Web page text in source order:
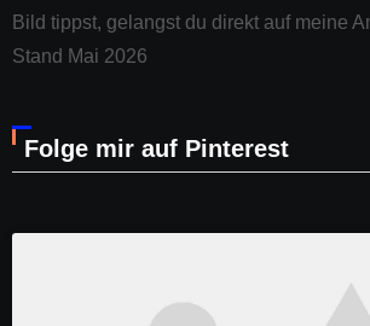
Bild tippst, gelangst du direkt auf meine
Stand Mai 2026
Folge mir auf Pinterest